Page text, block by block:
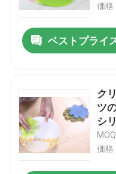
価
ベストプライ
ク
ツ
シ
ンジ
価